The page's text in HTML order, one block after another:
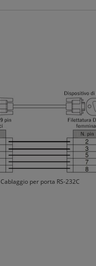
Cablaggio per porta RS-232C